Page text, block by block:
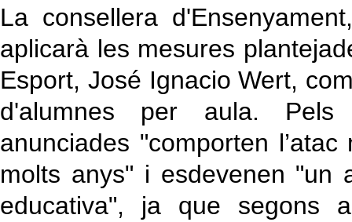
La consellera
aplicarà les mesures
Esport, José Ignacio Wert,
d'alumnes per aula. Pels
anunciades "comporten
molts anys" i esdevenen "un
educativa", ja que segons